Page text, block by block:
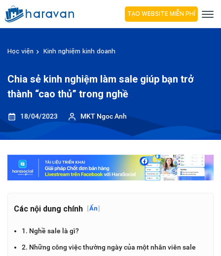
TẠO WEBSITE MIỄN PHÍ
Học viện Kinh nghiệm kinh doanh
Chia sẻ kinh nghiệm làm sale giúp bạn trở
thành “cao thủ” trong nghề
18/04/2023 MKT Ngoc Anh
Các nội dung chính [Ẩn]
1. Nghề sale là gì?
2. Những công việc thường ngày của một nhân viên sale